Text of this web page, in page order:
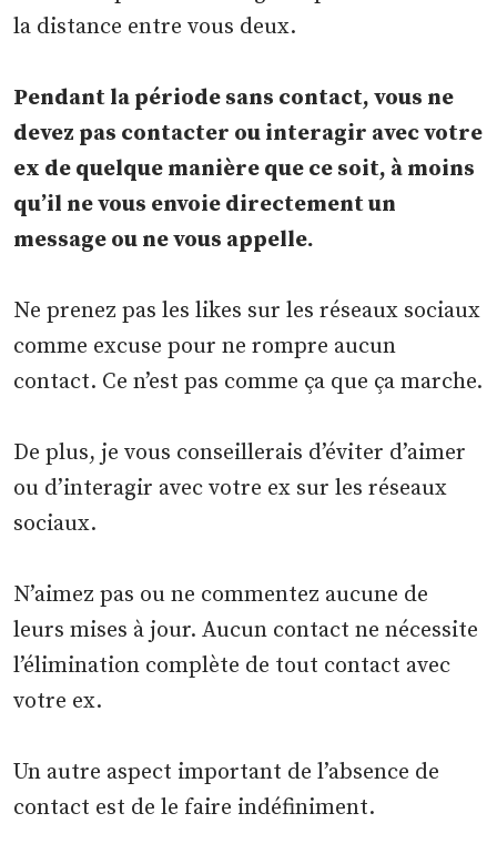
la distance entre vous deux.
Pendant la période sans contact, vous ne
devez pas contacter ou interagir avec votre
ex de quelque manière que ce soit, à moins
qu’il ne vous envoie directement un
message ou ne vous appelle.
Ne prenez pas les likes sur les réseaux sociaux
comme excuse pour ne rompre aucun
contact. Ce n’est pas comme ça que ça marche.
De plus, je vous conseillerais d’éviter d’aimer
ou d’interagir avec votre ex sur les réseaux
sociaux.
N’aimez pas ou ne commentez aucune de
leurs mises à jour. Aucun contact ne nécessite
l’élimination complète de tout contact avec
votre ex.
Un autre aspect important de l’absence de
contact est de le faire indéfiniment.